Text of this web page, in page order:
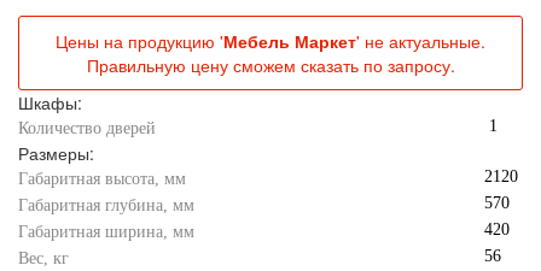
Цены на продукцию 'Мебель Маркет' не актуальные.
Правильную цену сможем сказать по запросу.
Шкафы:
Количество дверей 1
Размеры:
Габаритная высота, мм
2120
Габаритная глубина, мм
570
Габаритная ширина, мм
420
Вес, кг
56